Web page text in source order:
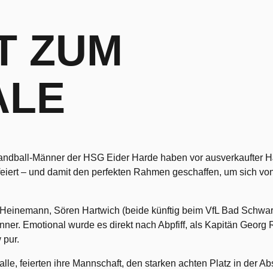
ZUM
Männer der HSG Eider Harde haben vor ausverkaufter
– und damit den perfekten Rahmen geschaffen, um sich
Sören Hartwich (beide künftig beim VfL Bad
Emotional wurde es direkt nach Abpfiff, als Kapitän Georg
pur.
feierten ihre Mannschaft, den starken achten Platz in der